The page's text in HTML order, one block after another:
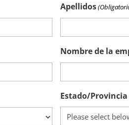
Apellidos
Nombre de la
Estado/Provincia